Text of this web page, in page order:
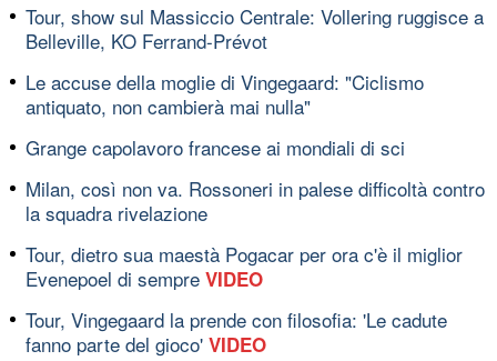
Tour, show sul Massiccio Centrale: Vollering ruggisce a
Belleville, KO Ferrand-Prévot
Le accuse della moglie di Vingegaard: "Ciclismo
antiquato, non cambierà mai nulla"
Grange capolavoro francese ai mondiali di sci
Milan, così non va. Rossoneri in palese difficoltà contro
la squadra rivelazione
Tour, dietro sua maestà Pogacar per ora c'è il miglior
Evenepoel di sempre VIDEO
Tour, Vingegaard la prende con filosofia: 'Le cadute
fanno parte del gioco' VIDEO